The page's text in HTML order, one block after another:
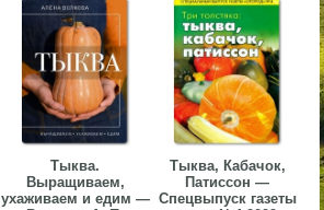
Тыква.
Выращиваем,
ухаживаем и едим —
Тыква, Кабачок,
Патиссон —
Спецвыпуск газеты